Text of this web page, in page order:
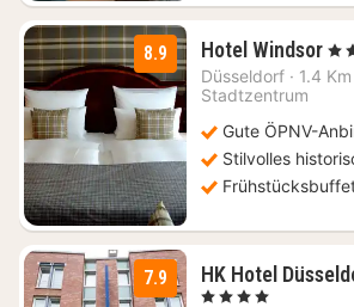
8.9 Hotel Windsor1
€
, 4
Düsseldorf · 1.4
Stadtzentrum
Gute ÖPNV-
Stilvolles
7.9 HK Hotel
, 4 Sterne